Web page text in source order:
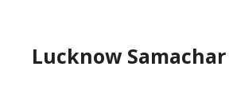
contentLucknow Samachar